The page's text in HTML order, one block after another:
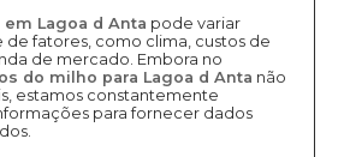
Lagoa d Anta pode variar
de fatores, como clima, custos de
de mercado. Embora no
do milho para Lagoa d Anta não
estamos constantemente
para fornecer dados